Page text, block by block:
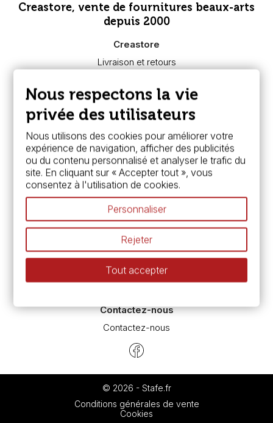
Creastore, vente de fournitures beaux-arts
depuis 2000
Creastore
Livraison et retours
Paiement sécurisé
FAQ
Boutique à Angers
Services
Carte fidélité & avantages
Chèque cadeau, bon cadeaux
Devis & bon de commande
Pass culture - mode d'emploi
Nos promotions en cours
Espace conseils
L’aquarelle en tubes ou en godets ?
Le vocabulaire technique de l’aquarelle
Différence entre peinture Fine et Extra-fine
Préparer une toile pour peinture à l'huile et acrylique
Contactez-nous
Contactez-nous
© 2026 - Stafe.fr
Conditions générales de vente
Cookies
Nous respectons la vie
privée des utilisateurs
Nous utilisons des cookies pour améliorer votre
expérience de navigation, afficher des publicités
ou du contenu personnalisé et analyser le trafic du
site. En cliquant sur « Accepter tout », vous
consentez à l'utilisation de cookies.
Personnaliser
Rejeter
Tout accepter